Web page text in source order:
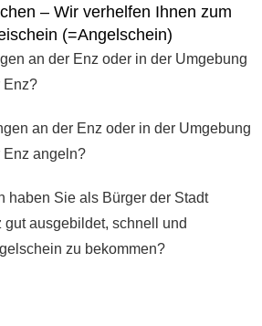
– Wir verhelfen Ihnen zum
(=Angelschein)
an der Enz oder in der Umgebung
Enz?
an der Enz oder in der Umgebung
Enz angeln?
haben Sie als Bürger der Stadt
ausgebildet, schnell und
zu bekommen?